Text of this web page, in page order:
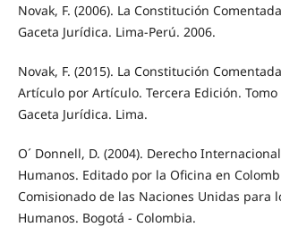
Novak, F. (2006). La Constitución
Gaceta Jurídica. Lima-Perú. 2006.
Novak, F. (2015). La Constitución
Artículo por Artículo. Tercera Edición.
Gaceta Jurídica. Lima.
O´ Donnell, D. (2004). Derecho
Humanos. Editado por la Oficina en
Comisionado de las Naciones Unidas para
Humanos. Bogotá - Colombia.